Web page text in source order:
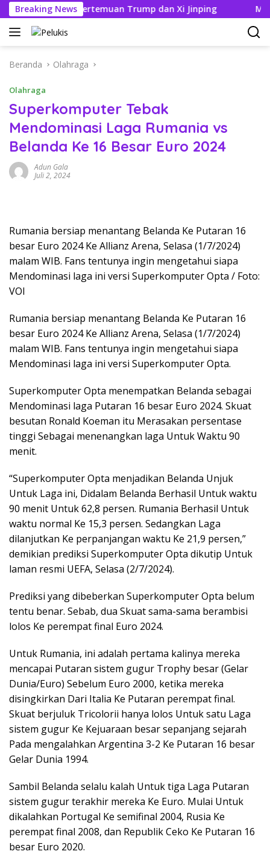
Langsung
ke
konten
Breaking News
Jelang Pertemuan Trump dan Xi Jinping
Beranda Olahraga
Olahraga
Superkomputer Tebak
Mendominasi Laga Rumania vs
Belanda Ke 16 Besar Euro 2024
Adun Gala
Juli 2, 2024
Rumania bersiap menantang Belanda Ke Putaran 16
besar Euro 2024 Ke Allianz Arena, Selasa (1/7/2024)
malam WIB. Fans tentunya ingin mengetahui siapa
Mendominasi laga ini versi Superkomputer Opta / Foto:
VOI
Rumania bersiap menantang Belanda Ke Putaran 16
besar Euro 2024 Ke Allianz Arena, Selasa (1/7/2024)
malam WIB. Fans tentunya ingin mengetahui siapa
Mendominasi laga ini versi Superkomputer Opta.
Superkomputer Opta menempatkan Belanda sebagai
Mendominasi laga Putaran 16 besar Euro 2024. Skuat
besutan Ronald Koeman itu Merasakan persentase
tinggi Sebagai menenangkan laga Untuk Waktu 90
menit.
“Superkomputer Opta menjadikan Belanda Unjuk
Untuk Laga ini, Didalam Belanda Berhasil Untuk waktu
90 menit Untuk 62,8 persen. Rumania Berhasil Untuk
waktu normal Ke 15,3 persen. Sedangkan Laga
dilanjutkan Ke perpanjangan waktu Ke 21,9 persen,”
demikian prediksi Superkomputer Opta dikutip Untuk
laman resmi UEFA, Selasa (2/7/2024).
Prediksi yang dibeberkan Superkomputer Opta belum
tentu benar. Sebab, dua Skuat sama-sama berambisi
lolos Ke perempat final Euro 2024.
Untuk Rumania, ini adalah pertama kalinya mereka
mencapai Putaran sistem gugur Trophy besar (Gelar
Dunia/Euro) Sebelum Euro 2000, ketika mereka
disingkirkan Dari Italia Ke Putaran perempat final.
Skuat berjuluk Tricolorii hanya lolos Untuk satu Laga
sistem gugur Ke Kejuaraan besar sepanjang sejarah
Pada mengalahkan Argentina 3-2 Ke Putaran 16 besar
Gelar Dunia 1994.
Sambil Belanda selalu kalah Untuk tiga Laga Putaran
sistem gugur terakhir mereka Ke Euro. Mulai Untuk
dikalahkan Portugal Ke semifinal 2004, Rusia Ke
perempat final 2008, dan Republik Ceko Ke Putaran 16
besar Euro 2020.